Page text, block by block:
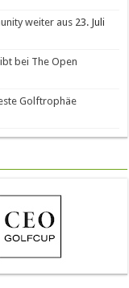
weiter aus 23. Juli
bei The Open
Golftrophäe